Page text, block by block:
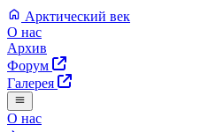
Арктический век
О нас
Архив
Форум
Галерея
О нас